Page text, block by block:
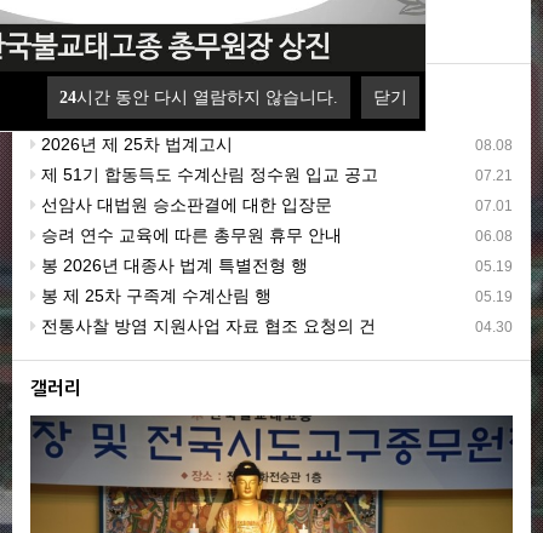
24시간 동안 다시 열람하지 않습니다. 닫기
공지사항 보도자료 종단행사
08.08
2026년 제 25차 법계고시
07.21
제 51기 합동득도 수계산림 정수원 입교 공고
07.01
선암사 대법원 승소판결에 대한 입장문
06.08
승려 연수 교육에 따른 총무원 휴무 안내
05.19
봉 2026년 대종사 법계 특별전형 행
05.19
봉 제 25차 구족계 수계산림 행
04.30
전통사찰 방염 지원사업 자료 협조 요청의 건
갤러리